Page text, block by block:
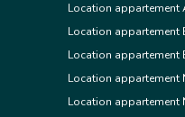
Location appartement
Location appartement
Location appartement
Location appartement
Location appartement